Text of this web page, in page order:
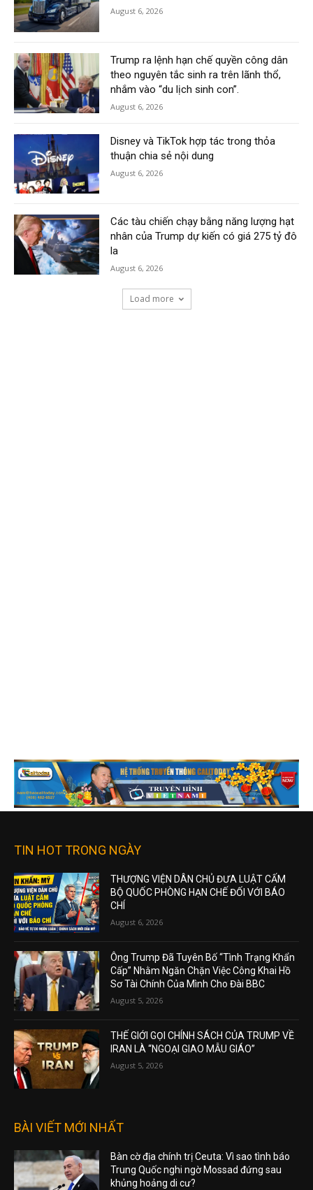
August 6, 2026
Trump ra lệnh hạn chế quyền công dân
theo nguyên tắc sinh ra trên lãnh thổ,
nhắm vào “du lịch sinh con”.
August 6, 2026
Disney và TikTok hợp tác trong thỏa
thuận chia sẻ nội dung
August 6, 2026
Các tàu chiến chạy bằng năng lượng hạt
nhân của Trump dự kiến có giá 275 tỷ đô
la
August 6, 2026
Load more
TIN HOT TRONG NGÀY
THƯỢNG VIỆN DÂN CHỦ ĐƯA LUẬT CẤM
BỘ QUỐC PHÒNG HẠN CHẾ ĐỐI VỚI BÁO
CHÍ
August 6, 2026
Ông Trump Đã Tuyên Bố “Tình Trạng Khẩn
Cấp” Nhằm Ngăn Chặn Việc Công Khai Hồ
Sơ Tài Chính Của Mình Cho Đài BBC
August 5, 2026
THẾ GIỚI GỌI CHÍNH SÁCH CỦA TRUMP VỀ
IRAN LÀ “NGOẠI GIAO MẪU GIÁO”
August 5, 2026
BÀI VIẾT MỚI NHẤT
Bàn cờ địa chính trị Ceuta: Vì sao tình báo
Trung Quốc nghi ngờ Mossad đứng sau
khủng hoảng di cư?